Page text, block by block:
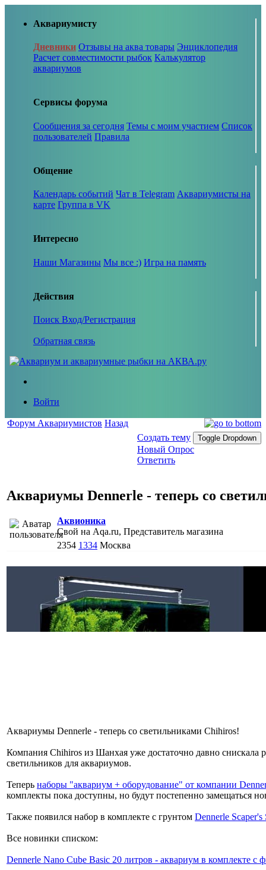
Аквариумисту
Дневники Отзывы на аква товары Энциклопедия
Расчет совместимости рыбок Калькулятор
аквариумов
Сервисы форума
Сообщения за сегодня Темы с моим участием Список
пользователей Правила
Общение
Календарь событий Чат в Telegram Аквариумисты на
карте Группа в VK
Интересно
Наши Магазины Мы все :) Игра на память
Действия
Поиск Вход/Регистрация
Обратная связь
Войти
Форум Аквариумистов Назад
Создать тему
Toggle Dropdown
Новый Опрос
Ответить
Аквариумы Dennerle - теперь со
Аквионика
Свой на Aqa.ru, Представитель магазина
2354 1334 Москва
Аквариумы Dennerle - теперь со светильниками Chihiros!
Компания Chihiros из Шанхая уже достаточно давно
светильников для аквариумов.
Теперь наборы "аквариум + оборудование" от компании
комплекты пока доступны, но будут постепенно замещаться
Также появился набор в комплекте с грунтом Dennerle
Все новинки списком:
Dennerle Nano Cube Basic 20 литров - аквариум в комплекте с